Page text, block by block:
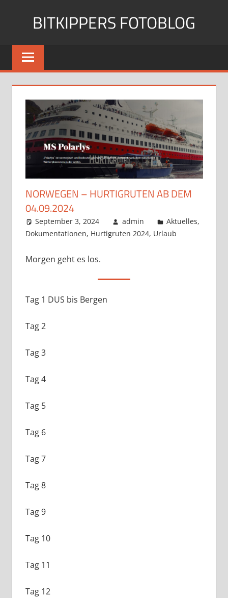
BITKIPPERS FOTOBLOG
Meine
Fotosammlung
NORWEGEN – HURTIGRUTEN AB DEM
04.09.2024
September 3, 2024 admin Aktuelles,
Dokumentationen, Hurtigruten 2024, Urlaub
Morgen geht es los.
Tag 1 DUS bis Bergen
Tag 2
Tag 3
Tag 4
Tag 5
Tag 6
Tag 7
Tag 8
Tag 9
Tag 10
Tag 11
Tag 12